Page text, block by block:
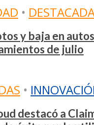
•
y baja en
de julio
•
destacó a